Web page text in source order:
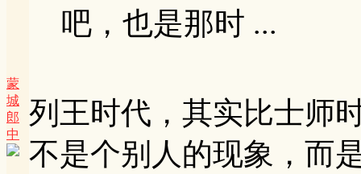
蒙
城
郎
中
吧，也是那时 ...
列王时代，其实比士师
不是个别人的现象，而